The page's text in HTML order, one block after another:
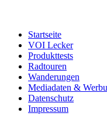
Startseite
VOI Lecker
Produkttests
Radtouren
Wanderungen
Mediadaten &
Datenschutz
Impressum